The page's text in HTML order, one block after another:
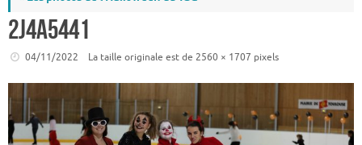
2J4A5441
04/11/2022 La taille originale est de 2560 × 1707 pixels